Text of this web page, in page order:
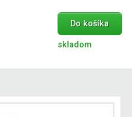
Do košíka
skladom